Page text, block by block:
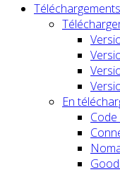
Téléchargements
En